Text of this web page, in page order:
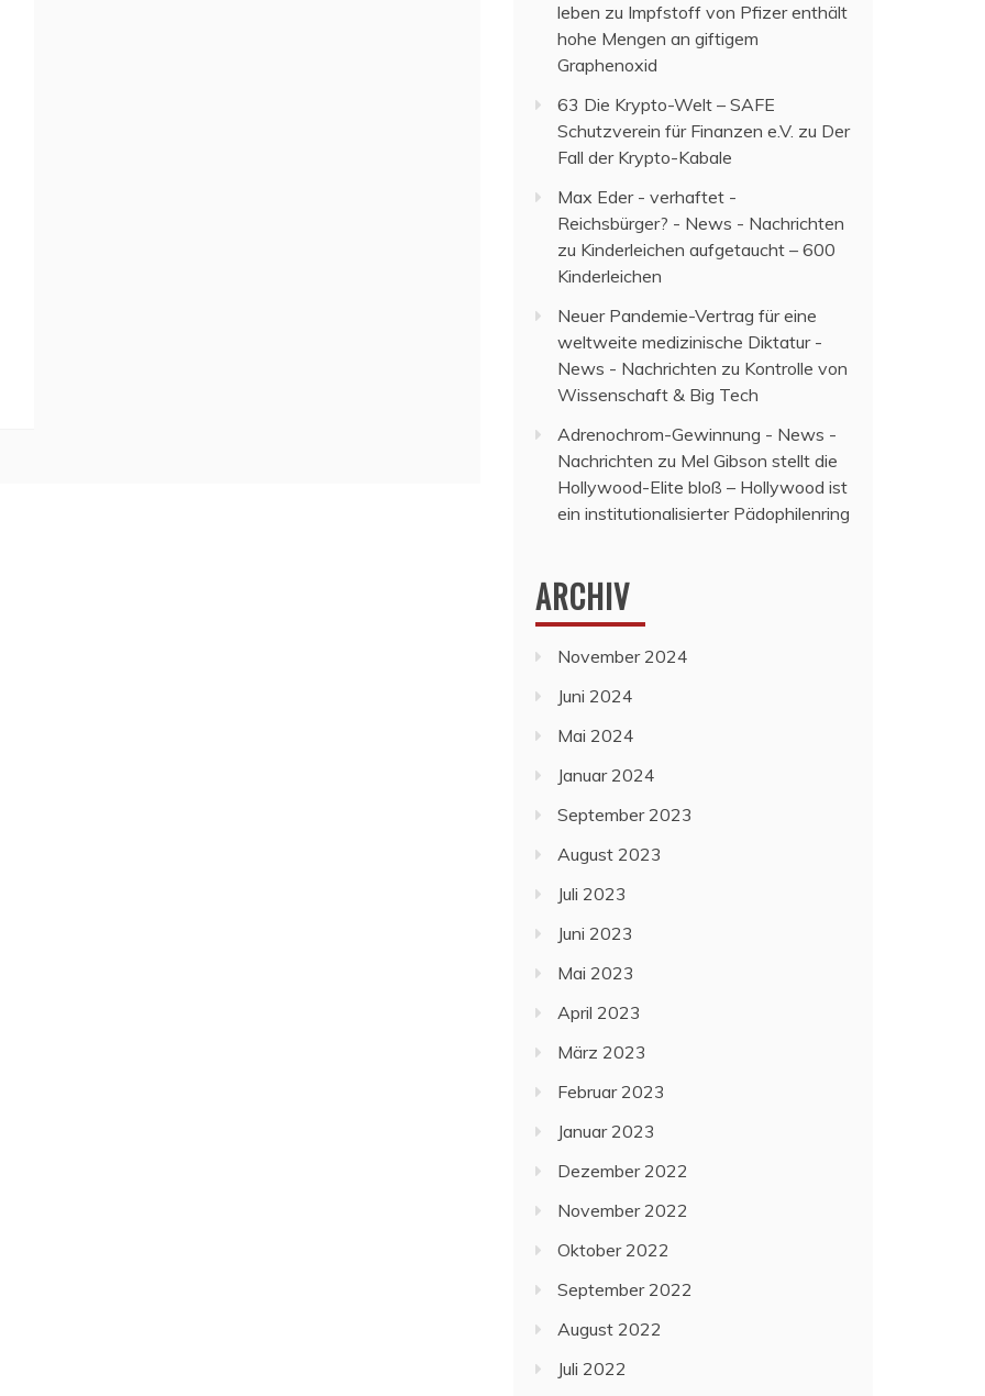
leben zu Impfstoff von Pfizer enthält
hohe Mengen an giftigem
Graphenoxid
63 Die Krypto-Welt – SAFE
Schutzverein für Finanzen e.V. zu Der
Fall der Krypto-Kabale
Max Eder - verhaftet -
Reichsbürger? - News - Nachrichten
zu Kinderleichen aufgetaucht – 600
Kinderleichen
Neuer Pandemie-Vertrag für eine
weltweite medizinische Diktatur -
News - Nachrichten zu Kontrolle von
Wissenschaft & Big Tech
Adrenochrom-Gewinnung - News -
Nachrichten zu Mel Gibson stellt die
Hollywood-Elite bloß – Hollywood ist
ein institutionalisierter Pädophilenring
ARCHIV
November 2024
Juni 2024
Mai 2024
Januar 2024
September 2023
August 2023
Juli 2023
Juni 2023
Mai 2023
April 2023
März 2023
Februar 2023
Januar 2023
Dezember 2022
November 2022
Oktober 2022
September 2022
August 2022
Juli 2022